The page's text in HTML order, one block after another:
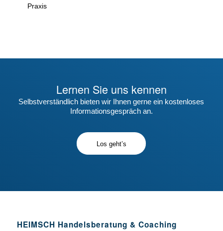
Praxis
Lernen Sie uns kennen
Selbstverständlich bieten wir Ihnen gerne ein kostenloses
Informationsgespräch an.
Los geht’s
HEIMSCH Handelsberatung & Coaching